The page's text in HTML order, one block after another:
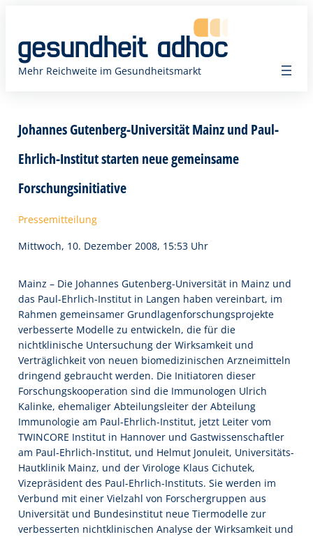
springen
Mehr Reichweite im Gesundheitsmarkt
Johannes Gutenberg-Universität Mainz und Paul-
Ehrlich-Institut starten neue gemeinsame
Forschungsinitiative
Pressemitteilung
Mittwoch, 10. Dezember 2008, 15:53 Uhr
Mainz – Die Johannes Gutenberg-Universität in Mainz und
das Paul-Ehrlich-Institut in Langen haben vereinbart, im
Rahmen gemeinsamer Grundlagenforschungsprojekte
verbesserte Modelle zu entwickeln, die für die
nichtklinische Untersuchung der Wirksamkeit und
Verträglichkeit von neuen biomedizinischen Arzneimitteln
dringend gebraucht werden. Die Initiatoren dieser
Forschungskooperation sind die Immunologen Ulrich
Kalinke, ehemaliger Abteilungsleiter der Abteilung
Immunologie am Paul-Ehrlich-Institut, jetzt Leiter vom
TWINCORE Institut in Hannover und Gastwissenschaftler
am Paul-Ehrlich-Institut, und Helmut Jonuleit, Universitäts-
Hautklinik Mainz, und der Virologe Klaus Cichutek,
Vizepräsident des Paul-Ehrlich-Instituts. Sie werden im
Verbund mit einer Vielzahl von Forschergruppen aus
Universität und Bundesinstitut neue Tiermodelle zur
verbesserten nichtklinischen Analyse der Wirksamkeit und